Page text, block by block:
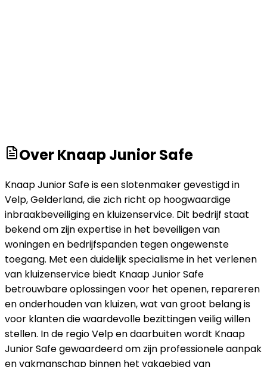
OverKnaap Junior Safe
Knaap Junior Safe is een slotenmaker gevestigd in
Velp, Gelderland, die zich richt op hoogwaardige
inbraakbeveiliging en kluizenservice. Dit bedrijf staat
bekend om zijn expertise in het beveiligen van
woningen en bedrijfspanden tegen ongewenste
toegang. Met een duidelijk specialisme in het verlenen
van kluizenservice biedt Knaap Junior Safe
betrouwbare oplossingen voor het openen, repareren
en onderhouden van kluizen, wat van groot belang is
voor klanten die waardevolle bezittingen veilig willen
stellen. In de regio Velp en daarbuiten wordt Knaap
Junior Safe gewaardeerd om zijn professionele aanpak
en vakmanschap binnen het vakgebied van